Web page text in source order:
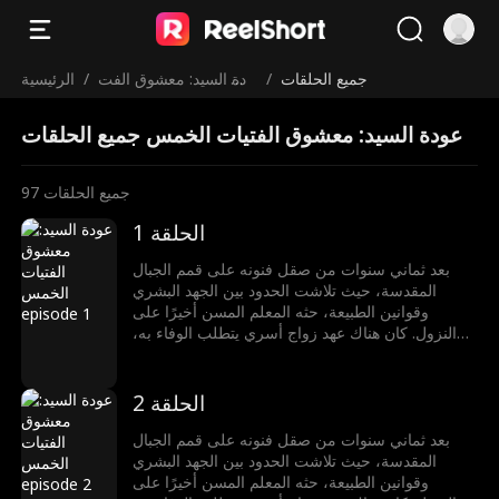
الرئيسية / عودة السيد: معشوق الفت
/ جميع الحلقات
عودة السيد: معشوق الفتيات الخمس جميع الحلقات
97 جميع الحلقات
الحلقة 1
بعد ثماني سنوات من صقل فنونه على قمم الجبال
المقدسة، حيث تلاشت الحدود بين الجهد البشري
وقوانين الطبيعة، حثه المعلم المسن أخيرًا على
النزول. كان هناك عهد زواج أسري يتطلب الوفاء به،
زمن في عالم البشر. واقفًا عند بوابة الحجر حيث انشق
ضباب الصباح، وزن اليشم العرائسي في كفه اليسرى
مقابل الخنجر الملطخ بالدم في يده اليمنى. مع أول
ضوء للفجر، خطا على الطريق المتعرج حيث التفت
الواجب والانتقام كأفاعي مزدوجة تحت ظله.
الحلقة 2
بعد ثماني سنوات من صقل فنونه على قمم الجبال
المقدسة، حيث تلاشت الحدود بين الجهد البشري
وقوانين الطبيعة، حثه المعلم المسن أخيرًا على